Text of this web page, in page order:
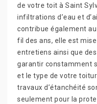
de votre toit à Saint
infiltrations d’eau et
contribue également
fil des ans, elle est
entretiens ainsi que
garantir constamment
et le type de votre
travaux d’étanchéité
seulement pour la